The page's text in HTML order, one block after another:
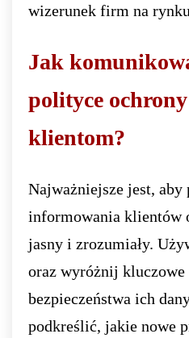
wizerunek firm na
Jak
polityce
klientom?
Najważniejsze jest, aby
informowania klientów
jasny i zrozumiały.
oraz wyróżnij kluczowe
bezpieczeństwa ich
podkreślić, jakie nowe